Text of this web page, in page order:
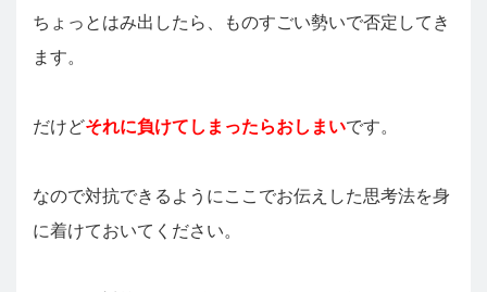
ちょっとはみ出したら、ものすごい勢いで否定してき
ます。
だけどそれに負けてしまったらおしまいです。
なので対抗できるようにここでお伝えした思考法を身
に着けておいてください。